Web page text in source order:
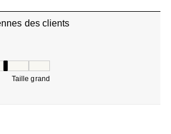
des clients
Taille grand